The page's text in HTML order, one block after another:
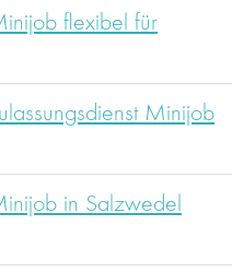
flexibel für
Minijob
in Salzwedel